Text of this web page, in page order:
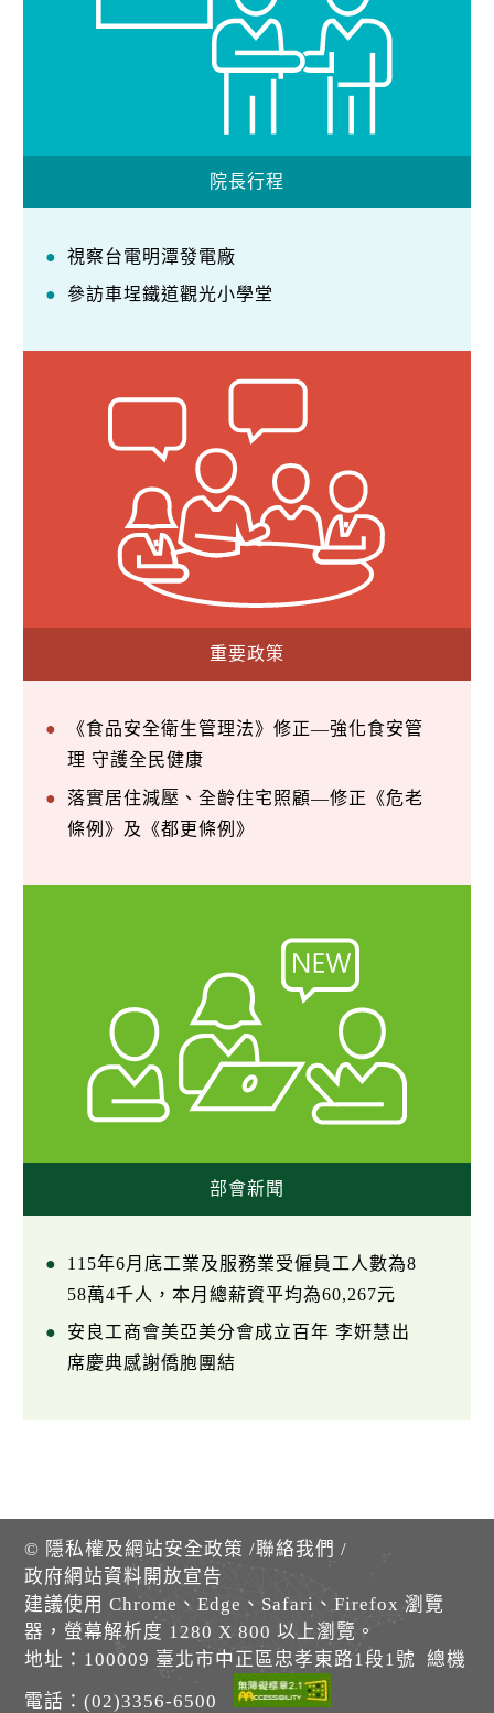
院長行程
視察台電明潭發電廠
參訪車埕鐵道觀光小學堂
重要政策
《食品安全衛生管理法》修正—強化食安管
理 守護全民健康
落實居住減壓、全齡住宅照顧—修正《危老
條例》及《都更條例》
部會新聞
115年6月底工業及服務業受僱員工人數為8
58萬4千人，本月總薪資平均為60,267元
安良工商會美亞美分會成立百年 李姸慧出
席慶典感謝僑胞團結
© 隱私權及網站安全政策 /聯絡我們 /
政府網站資料開放宣告
建議使用 Chrome、Edge、Safari、Firefox 瀏覽
器，螢幕解析度 1280 X 800 以上瀏覽。
地址：100009 臺北市中正區忠孝東路1段1號 總機
電話：(02)3356-6500